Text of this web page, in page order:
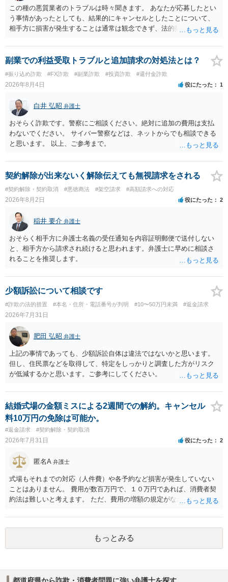
この種の悪質業者のトラブルは時々聞きます。 あなたが応募したとい
う事情があったとしても、結果的にキャンセルとしたことについて、
相手方に損害が発生することは通常は観念できず、法的措置を採って
ず、最寄りの消費生活センターへ相談し、連絡を無視してよいかどう
かのアドバイスを受けられることをお勧めします。しつこいようであ
れば、弁護士へ依頼して警告してもらうことも必要になるかもしれま
せん。
副業での利益受取トラブルと追加請求の対処法とは？
#振り込め詐欺 #FX詐欺 #副業詐欺 #投資詐欺 #還付金詐欺
2026年8月4日 役にたった 1
白井 弘昭 弁護士
おそらく詐欺です。警察にご相談ください。絶対に追加の費用は支払
わないでください。 サイバー警察などは、ネットからでも相談できる
と思います。 以上、ご参考まで。
契約解除が出来ないく解除伝えても無視請求をされる
#契約解除・契約取消 #悪徳商法 #架空請求 #高額請求への対応
2026年8月2日 役にたった 2
稲井 要介 弁護士
おそらく相手方に弁護士名義の受任通知を内容証明郵便で送付しない
と、相手方から請求され続けると思われます。弁護士に早めに相談さ
れることを推奨します。
少額訴訟について相談です
#詐欺の法的措置 #本名・住所・電話番号が判明 #10〜50万円未満 #返金請求
2026年7月31日
肥田 弘昭 弁護士
上記の事情であっても、少額訴訟自体は違法ではないかと思います。
但し、住民票などを取得して、特定をしっかりと調査した方がリスク
が低減するかと思います。ご参考にしてください。
結婚式場の金額ミスによる2週間での解約。キャンセル
料10万円の免除は可能か。
#返金請求 #契約解除・契約取消
2026年7月31日 役にたった 2
匿名A 弁護士
式場もそれまでの対応（人件費）や各予約など損害が発生していない
ことはありません。 費用が数百万円で、１０万円であれば、消費者契
約法は難しいと考えます。 ただ、費用の増額の規定がなかったのに増
ということになり、解約するのは理由がないことになります。
もっとみる